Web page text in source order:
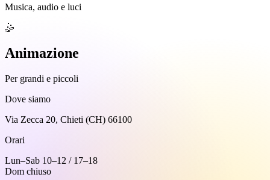
Musica, audio e luci
🤹
Animazione
Per grandi e piccoli
Dove siamo
Via Zecca 20, Chieti (CH) 66100
Orari
Lun–Sab 10–12 / 17–18
Dom chiuso